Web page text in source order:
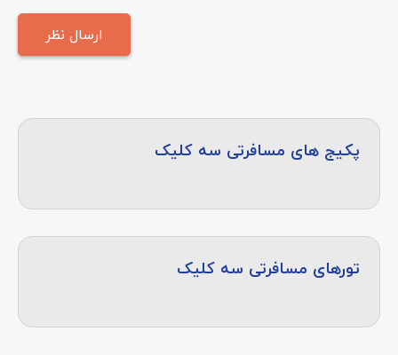
پکیج های مسافرتی سه کلیک
تورهای مسافرتی سه کلیک